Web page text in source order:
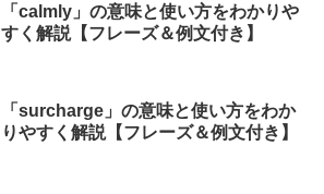
「calmly」の意味と使い方をわかりや
すく解説【フレーズ＆例文付き】
「surcharge」の意味と使い方をわか
りやすく解説【フレーズ＆例文付き】